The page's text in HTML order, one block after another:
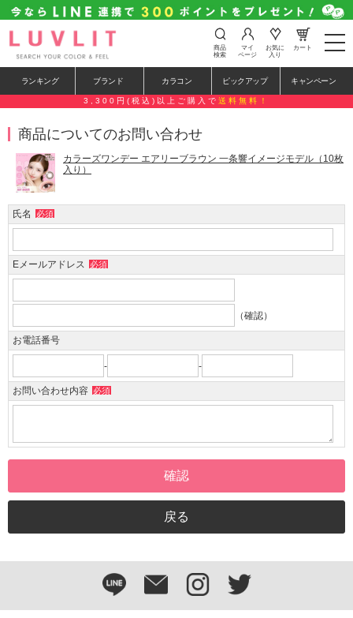
t
o
e
n
g
o
商品
検索
マイ
ページ
お気に
入り
カート
ランキング ブランド カラコン ピックアップ キャンペーン
3,300円(税込)以上ご購入で 送料無料！
商品についてのお問い合わせ
カラーズワンデー エアリーブラウン 一条響イメージモデル（10枚
入り）
氏名 必須
Eメールアドレス 必須
（確認）
お電話番号
- -
お問い合わせ内容 必須